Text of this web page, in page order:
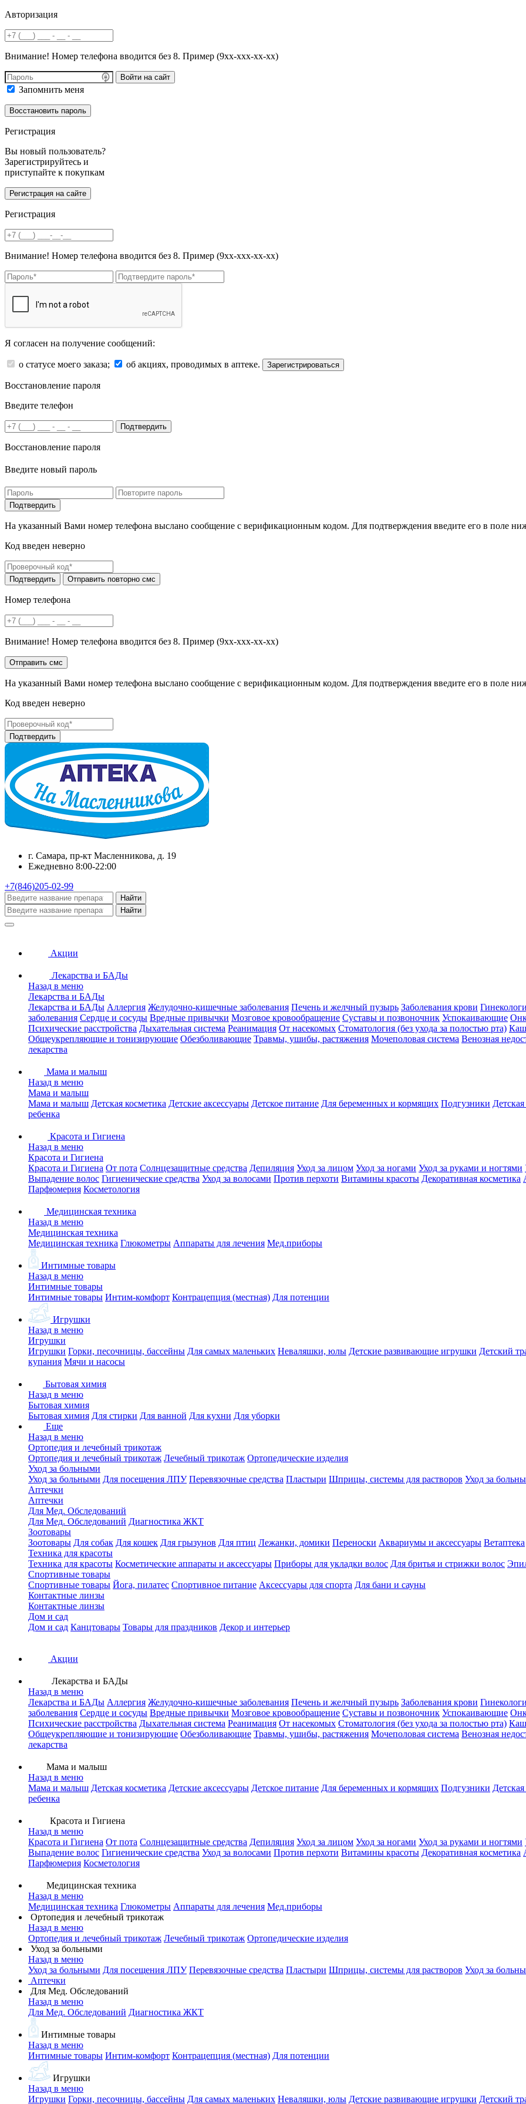
Авторизация
Внимание! Номер телефона вводится без 8. Пример (9хх-ххх-хх-хх)
Войти на сайт
Запомнить меня
Регистрация
Вы новый пользователь?
Зарегистрируйтесь и
приступайте к покупкам
Регистрация
Внимание! Номер телефона вводится без 8. Пример (9хх-ххх-хх-хх)
Я согласен на получение сообщений:
о статусе моего заказа; об акциях, проводимых в аптеке. Зарегистрироваться
Восстановление пароля
Введите телефон
Подтвердить
Восстановление пароля
Введите новый пароль
На указанный Вами номер телефона выслано сообщение с верификационным кодом. Для подтверждения введите его в поле
Код введен неверно
Номер телефона
Внимание! Номер телефона вводится без 8. Пример (9хх-ххх-хх-хх)
На указанный Вами номер телефона выслано сообщение с верификационным кодом. Для подтверждения введите его в поле
Код введен неверно
г. Самара, пр-кт Масленникова, д. 19
Ежедневно 8:00-22:00
+7(846)205-02-99
Найти
Найти
Акции
Лекарства и БАДы
Назад в меню
Лекарства и БАДы
Лекарства и БАДы Аллергия Желудочно-кишечные заболевания Печень и желчный пузырь Заболевания крови
заболевания Сердце и сосуды Вредные привычки Мозговое кровообращение Суставы и позвоночник Успокаивающие
Психические расстройства Дыхательная система Реанимация От насекомых Стоматология (без ухода за полостью рта)
Общеукрепляющие и тонизирующие Обезболивающие Травмы, ушибы, растяжения Мочеполовая система Венозная
лекарства
Мама и малыш
Назад в меню
Мама и малыш
Мама и малыш Детская косметика Детские аксессуары Детское питание Для беременных и кормящих Подгузники
ребенка
Красота и Гигиена
Назад в меню
Красота и Гигиена
Красота и Гигиена От пота Солнцезащитные средства Депиляция Уход за лицом Уход за ногами Уход за руками и ногтями
Выпадение волос Гигиенические средства Уход за волосами Против перхоти Витамины красоты Декоративная косметика
Парфюмерия Косметология
Медицинская техника
Назад в меню
Медицинская техника
Медицинская техника Глюкометры Аппараты для лечения Мед.приборы
Интимные товары
Назад в меню
Интимные товары
Интимные товары Интим-комфорт Контрацепция (местная) Для потенции
Игрушки
Назад в меню
Игрушки
Игрушки Горки, песочницы, бассейны Для самых маленьких Неваляшки, юлы Детские развивающие игрушки Детский
купания Мячи и насосы
Бытовая химия
Назад в меню
Бытовая химия
Бытовая химия Для стирки Для ванной Для кухни Для уборки
Еще
Назад в меню
Ортопедия и лечебный трикотаж
Ортопедия и лечебный трикотаж Лечебный трикотаж Ортопедические изделия
Уход за больными
Уход за больными Для посещения ЛПУ Перевязочные средства Пластыри Шприцы, системы для растворов Уход за
Аптечки
Аптечки
Для Мед. Обследований
Для Мед. Обследований Диагностика ЖКТ
Зоотовары
Зоотовары Для собак Для кошек Для грызунов Для птиц Лежанки, домики Переноски Аквариумы и аксессуары Ветаптека
Техника для красоты
Техника для красоты Косметические аппараты и аксессуары Приборы для укладки волос Для бритья и стрижки волос
Спортивные товары
Спортивные товары Йога, пилатес Спортивное питание Аксессуары для спорта Для бани и сауны
Контактные линзы
Контактные линзы
Дом и сад
Дом и сад Канцтовары Товары для праздников Декор и интерьер
Акции
Лекарства и БАДы
Назад в меню
Лекарства и БАДы Аллергия Желудочно-кишечные заболевания Печень и желчный пузырь Заболевания крови
заболевания Сердце и сосуды Вредные привычки Мозговое кровообращение Суставы и позвоночник Успокаивающие
Психические расстройства Дыхательная система Реанимация От насекомых Стоматология (без ухода за полостью рта)
Общеукрепляющие и тонизирующие Обезболивающие Травмы, ушибы, растяжения Мочеполовая система Венозная
лекарства
Мама и малыш
Назад в меню
Мама и малыш Детская косметика Детские аксессуары Детское питание Для беременных и кормящих Подгузники
ребенка
Красота и Гигиена
Назад в меню
Красота и Гигиена От пота Солнцезащитные средства Депиляция Уход за лицом Уход за ногами Уход за руками и ногтями
Выпадение волос Гигиенические средства Уход за волосами Против перхоти Витамины красоты Декоративная косметика
Парфюмерия Косметология
Медицинская техника
Назад в меню
Медицинская техника Глюкометры Аппараты для лечения Мед.приборы
Ортопедия и лечебный трикотаж
Назад в меню
Ортопедия и лечебный трикотаж Лечебный трикотаж Ортопедические изделия
Уход за больными
Назад в меню
Уход за больными Для посещения ЛПУ Перевязочные средства Пластыри Шприцы, системы для растворов Уход за
Аптечки
Для Мед. Обследований
Назад в меню
Для Мед. Обследований Диагностика ЖКТ
Интимные товары
Назад в меню
Интимные товары Интим-комфорт Контрацепция (местная) Для потенции
Игрушки
Назад в меню
Игрушки Горки, песочницы, бассейны Для самых маленьких Неваляшки, юлы Детские развивающие игрушки Детский